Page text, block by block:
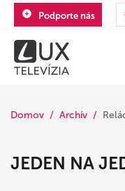
Podporte nás
Domov Archív
JEDEN NA